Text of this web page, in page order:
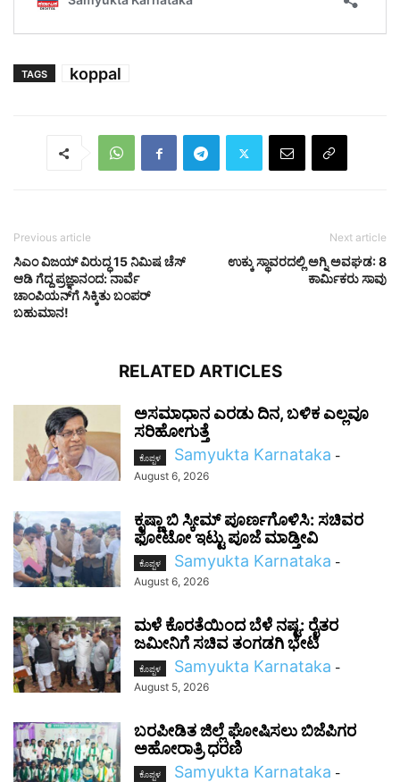
TAGS koppal
Previous article
ಸಿಎಂ ವಿಜಯ್ ವಿರುದ್ಧ 15 ನಿಮಿಷ ಚೆಸ್
ಆಡಿ ಗೆದ್ದ ಪ್ರಜ್ಞಾನಂದ: ನಾರ್ವೆ
ಚಾಂಪಿಯನ್‌ಗೆ ಸಿಕ್ಕಿತು ಬಂಪರ್
ಬಹುಮಾನ!
Next article
ಉಕ್ಕು ಸ್ಥಾವರದಲ್ಲಿ ಅಗ್ನಿ ಅವಘಡ: 8
ಕಾರ್ಮಿಕರು ಸಾವು
RELATED ARTICLES
ಅಸಮಾಧಾನ ಎರಡು ದಿನ, ಬಳಿಕ ಎಲ್ಲವೂ
ಸರಿಹೋಗುತ್ತೆ
ಕೊಪ್ಪಳ Samyukta Karnataka -
August 6, 2026
ಕೃಷ್ಣಾ ಬಿ ಸ್ಕೀಮ್ ಪೂರ್ಣಗೊಳಿಸಿ: ಸಚಿವರ
ಫೋಟೋ ಇಟ್ಟು ಪೂಜೆ ಮಾಡ್ತೀವಿ
ಕೊಪ್ಪಳ Samyukta Karnataka -
August 6, 2026
ಮಳೆ ಕೊರತೆಯಿಂದ ಬೆಳೆ ನಷ್ಟ: ರೈತರ
ಜಮೀನಿಗೆ ಸಚಿವ ತಂಗಡಗಿ ಭೇಟಿ
ಕೊಪ್ಪಳ Samyukta Karnataka -
August 5, 2026
ಬರಪೀಡಿತ ಜಿಲ್ಲೆ ಘೋಷಿಸಲು ಬಿಜೆಪಿಗರ
ಅಹೋರಾತ್ರಿ ಧರಣಿ
ಕೊಪ್ಪಳ Samyukta Karnataka -